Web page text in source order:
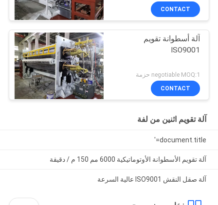
CONTACT
آلة أسطوانة تقويم
ISO9001
negotiable MOQ:1 حزمة
CONTACT
آلة تقويم اثنين من لفة
document.title='
آلة تقويم الأسطوانة الأوتوماتيكية 6000 مم 150 م / دقيقة
آلة صقل النقش ISO9001 عالية السرعة